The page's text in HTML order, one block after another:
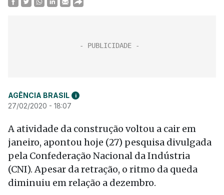
AGÊNCIA BRASIL i
27/02/2020 - 18:07
A atividade da construção voltou a cair em
janeiro, apontouhoje (27) pesquisa divulgada
pela Confederação Nacional da Indústria
(CNI). Apesar da retração, o ritmo da queda
diminuiu em relação a dezembro.